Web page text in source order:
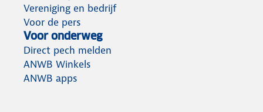
Vereniging en bedrijf
Voor de pers
Voor onderweg
Direct pech melden
ANWB Winkels
ANWB apps